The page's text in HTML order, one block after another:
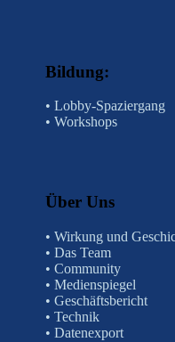
Bildung:
• Lobby-Spaziergang
• Workshops
Über Uns
• Wirkung und
• Das Team
• Community
• Medienspiegel
• Geschäftsbericht
• Technik
• Datenexport